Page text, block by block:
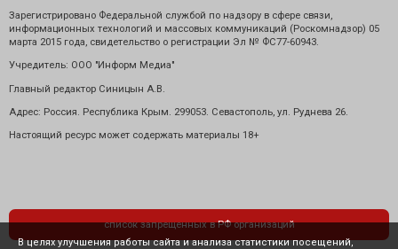
Зарегистрировано Федеральной службой по надзору в сфере связи,
информационных технологий и массовых коммуникаций (Роскомнадзор) 05
марта 2015 года, свидетельство о регистрации Эл № ФС77-60943.
Учредитель: ООО "Информ Медиа"
Главный редактор Синицын А.В.
Адрес: Россия. Республика Крым. 299053. Севастополь, ул. Руднева 26.
Настоящий ресурс может содержать материалы 18+
список запрещенных в РФ организаций
В целях улучшения работы сайта и анализа статистики посещений,